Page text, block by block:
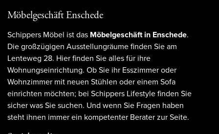
Möbelgeschäft Enschede
Schippers Möbel ist das Möbelgeschäft in Enschede.
Die großzügigen Ausstellungräume finden Sie am
Lenteweg 28. Hier finden Sie alles für ihre
Wohnungseinrichtung. Ob Sie ihr Esszimmer oder
Wohnzimmer mit neuen Stühlen oder einem Sofa
einrichten möchten; bei Schippers Lifestyle finden Sie
sicher was Sie suchen. Und wenn Sie Fragen haben
steht ihnen immer ein kompetenter Berater zur Seite.